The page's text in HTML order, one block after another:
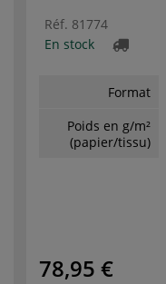
Réf. 81774
En stock
Format
Poids en g/m²
(papier/tissu)
78,95 €